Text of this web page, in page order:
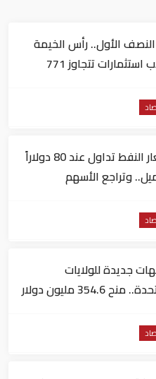
الأول.. رأس الخيمة
تجذب استثمارات تتجاوز 771
أسعار النفط تداول عند 80 دولاراً
وتراجع الأسهم
جديدة للولايات
المتحدة.. منح 354.6 مليون دولار